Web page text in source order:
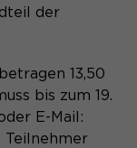
beim
Identifikation
der
13,50
bis zum 19.
E-Mail:
Teilnehmer